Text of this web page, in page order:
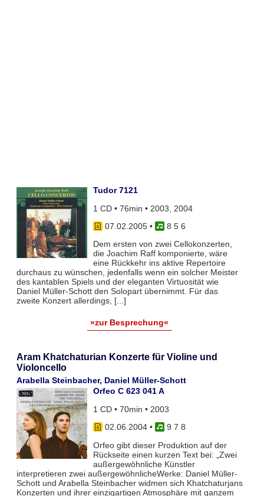
Tudor 7121
1 CD • 76min • 2003, 2004
07.02.2005•
8 5 6
Dem ersten von zwei Cellokonzerten,
die Joachim Raff komponierte, wäre
eine Rückkehr ins aktive Repertoire
durchaus zu wünschen, jedenfalls wenn ein solcher Meister
des kantablen Spiels und der eleganten Virtuosität wie
Daniel Müller-Schott den Solopart übernimmt. Für das
zweite Konzert allerdings, [...]
»zur Besprechung«
Aram Khatchaturian Konzerte für Violine und
Violoncello
Arabella Steinbacher, Daniel Müller-Schott
Orfeo C 623 041 A
1 CD • 70min • 2003
02.06.2004•
9 7 8
Orfeo gibt dieser Produktion auf der
Rückseite einen kurzen Text bei: „Zwei
außergewöhnliche Künstler
interpretieren zwei außergewöhnlicheWerke: Daniel Müller-
Schott und Arabella Steinbacher widmen sich Khatchaturjans
Konzerten und ihrer einzigartigen Atmosphäre mit ganzem